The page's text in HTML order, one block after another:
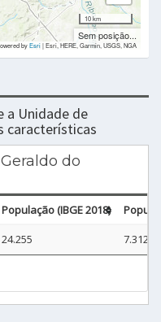
10 km
Sem posição...
byEsri|Esri, HERE, Garmin, USGS, NGA
a Unidade de
características
do
População (IBGE 2018)
24.255 7.312